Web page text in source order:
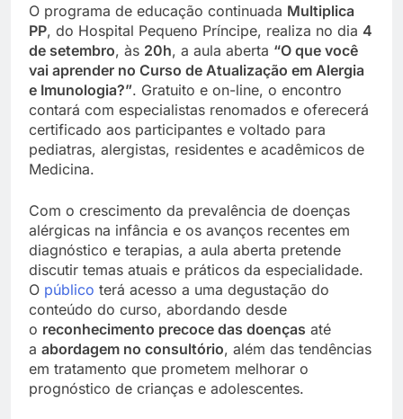
O programa de educação continuada Multiplica
PP, do Hospital Pequeno Príncipe, realiza no dia 4
de setembro, às 20h, a aula aberta “O que você
vai aprender no Curso de Atualização em Alergia
e Imunologia?”. Gratuito e on-line, o encontro
contará com especialistas renomados e oferecerá
certificado aos participantes e voltado para
pediatras, alergistas, residentes e acadêmicos de
Medicina.
Com o crescimento da prevalência de doenças
alérgicas na infância e os avanços recentes em
diagnóstico e terapias, a aula aberta pretende
discutir temas atuais e práticos da especialidade.
O público terá acesso a uma degustação do
conteúdo do curso, abordando desde
o reconhecimento precoce das doenças até
a abordagem no consultório, além das tendências
em tratamento que prometem melhorar o
prognóstico de crianças e adolescentes.